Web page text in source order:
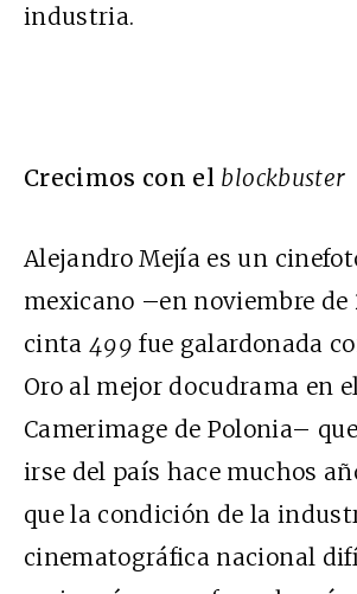
industria.
Crecimos con el blockbuster
Alejandro Mejía es un
mexicano –en noviembre de
cinta499 fue galardonada
Oro al mejor docudrama en
Camerimage de Polonia–
irse del país hace muchos
que la condición de la
cinematográfica nacional